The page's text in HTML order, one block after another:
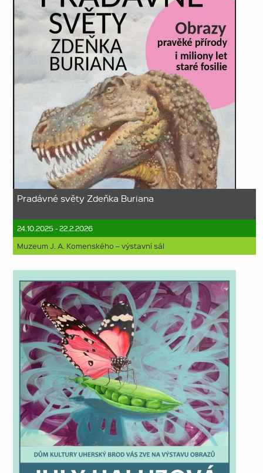
Pradávné světy Zdeňka Buriana
24.10.2025 - 22.2.2026
Muzeum J. A. Komenského – výstavní sál